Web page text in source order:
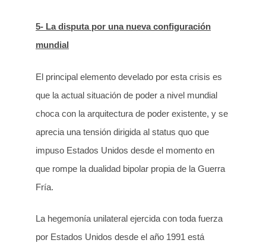
5- La disputa por una nueva configuración
mundial
El principal elemento develado por esta crisis es
que la actual situación de poder a nivel mundial
choca con la arquitectura de poder existente, y se
aprecia una tensión dirigida al status quo que
impuso Estados Unidos desde el momento en
que rompe la dualidad bipolar propia de la Guerra
Fría.
La hegemonía unilateral ejercida con toda fuerza
por Estados Unidos desde el año 1991 está